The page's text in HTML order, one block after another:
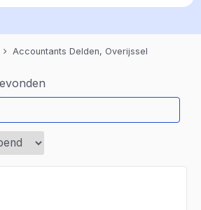
Accountants Delden, Overijssel